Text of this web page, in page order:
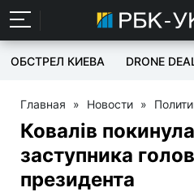
ОБСТРЕЛ КИЕВА DRONE
Главная » Новости »
Ковалів
заступника
президента